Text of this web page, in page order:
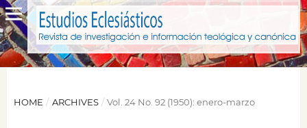
HOME / ARCHIVES / Vol. 24 No. 92 (1950): enero-marzo